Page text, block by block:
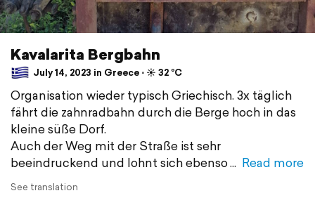
Kavalarita Bergbahn
July 14, 2023 in Greece ⋅ ☀️ 32 °C
Organisation wieder typisch Griechisch. 3x täglich
fährt die zahnradbahn durch die Berge hoch in das
kleine süße Dorf.
Auch der Weg mit der Straße ist sehr
beeindruckend und lohnt sich ebenso
Read more
See translation